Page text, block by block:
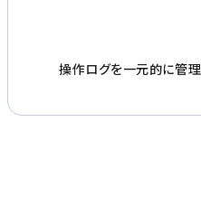
操作ログを一元的に管